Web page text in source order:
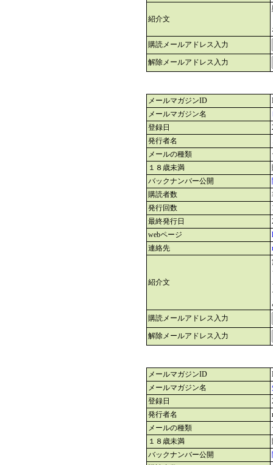
紹介文
購読メールアドレス入力
解除メールアドレス入力
メールマガジンID
メールマガジン名
登録日
発行者名
メールの種類
１８歳未満
バックナンバー公開
購読者数
発行回数
最終発行日
webページ
連絡先
紹介文
購読メールアドレス入力
解除メールアドレス入力
メールマガジンID
メールマガジン名
登録日
発行者名
メールの種類
１８歳未満
バックナンバー公開